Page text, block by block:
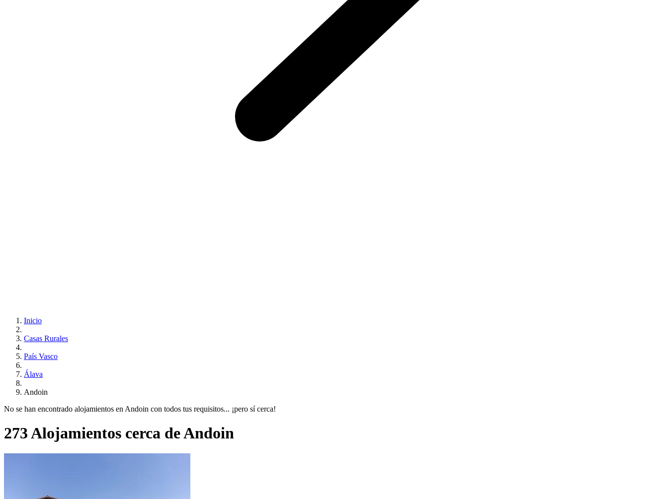
Inicio
Casas Rurales
País Vasco
Álava
Andoin
No se han encontrado alojamientos en Andoin con todos tus requisitos... ¡pero sí cerca!
273 Alojamientos cerca de Andoin